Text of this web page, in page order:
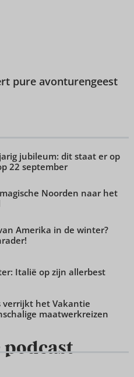
pure avonturengeest
jubileum: dit staat er op
22 september
Noorden naar het
Amerika in de winter?
Italië op zijn allerbest
verrijkt het Vakantie
maatwerkreizen
podcast